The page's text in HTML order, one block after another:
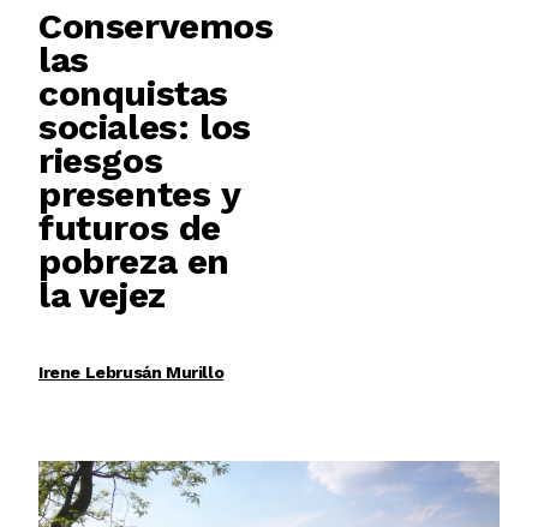
Conservemos
las
conquistas
sociales: los
riesgos
presentes y
futuros de
pobreza en
la vejez
Irene Lebrusán Murillo